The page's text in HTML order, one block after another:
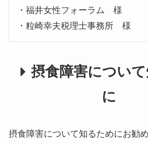
・福井女性フォーラム 様
・粒崎幸夫税理士事務所 様
摂食障害につい
に
摂食障害について知るためにお勧